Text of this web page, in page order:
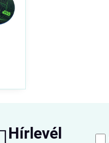
Hírlevél